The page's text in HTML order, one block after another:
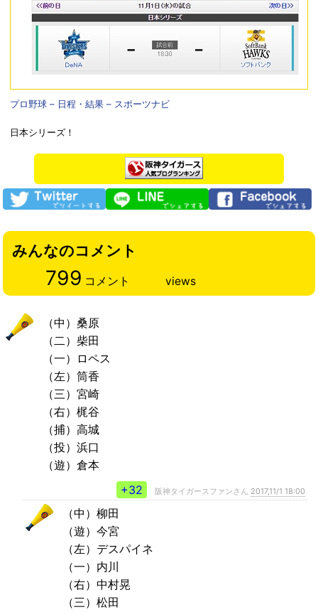
プロ野球 – 日程・結果 – スポーツナビ
日本シリーズ！
みんなのコメント
799 コメント views
（中）桑原
（二）柴田
（一）ロペス
（左）筒香
（三）宮崎
（右）梶谷
（捕）高城
（投）浜口
（遊）倉本
+32
阪神タイガースファンさん 2017,11/1 18:00
（中）柳田
（遊）今宮
（左）デスパイネ
（一）内川
（右）中村晃
（三）松田